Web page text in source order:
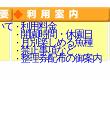
て ・ 利用料金
・ 開園時間・休園日
・ 月別楽しめる魚種
・ 禁止事項など
・整理券配布の御案内